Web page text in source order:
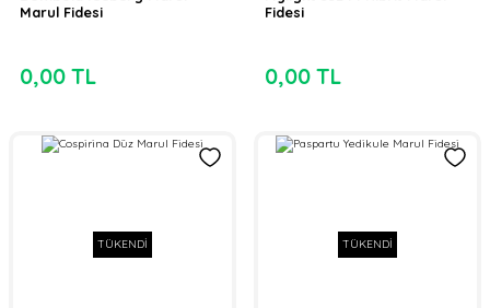
Marul Fidesi
0,00 TL
Fidesi
0,00 TL
TÜKENDİ TÜKENDİ